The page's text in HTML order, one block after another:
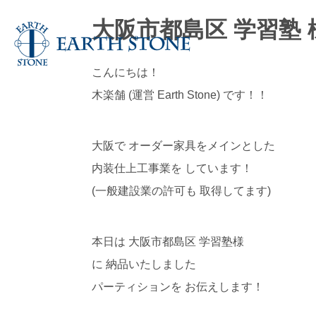
大阪市都島区 学習塾
こんにちは！
木楽舗 (運営 Earth Stone) です！！
大阪で オーダー家具をメインとした
内装仕上工事業を しています！
(一般建設業の許可も 取得してます)
本日は 大阪市都島区 学習塾様
に 納品いたしました
パーティションを お伝えします！